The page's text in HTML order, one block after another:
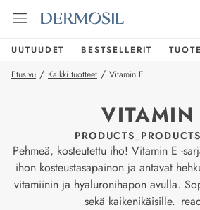
UUTUUDET BESTSELLERIT
Etusivu / Kaikki tuotteet / Vitamin E
VITAMIN
Pehmeä, kosteutettu iho! Vitamin E -
ihon kosteustasapainon ja antavat
vitamiinin ja hyaluronihapon avulla.
sekä kaikenikäisille.